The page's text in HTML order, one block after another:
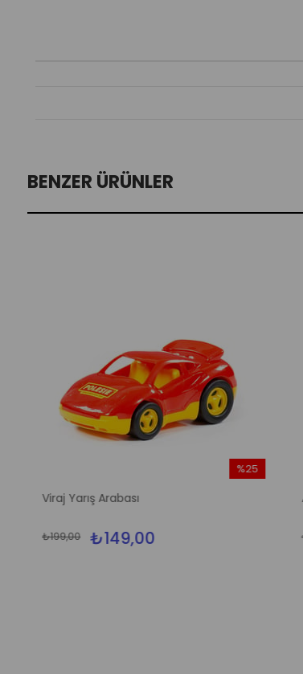
BENZER ÜRÜNLER
Viraj Yarış Arabası
₺149,00
₺199,00
%25